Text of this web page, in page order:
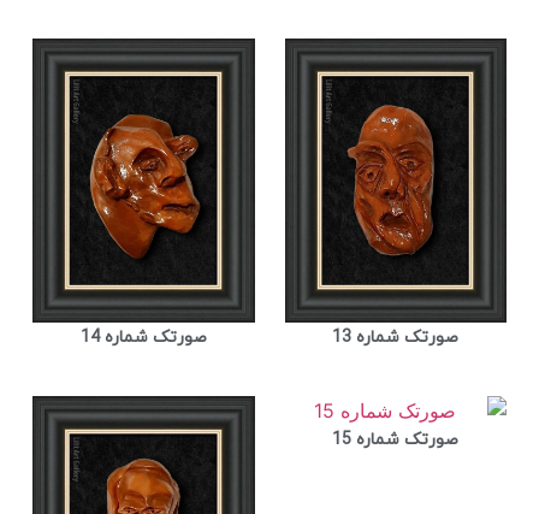
صورتک شماره 13 صورتک شماره 14
صورتک شماره 15